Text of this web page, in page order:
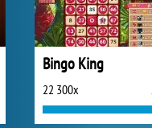
Bingo King
22 300x